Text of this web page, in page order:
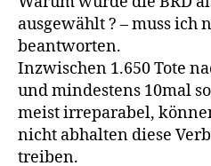
ausgewählt ? – muss ich
beantworten.
Inzwischen 1.650 Tote
und mindestens 10mal
meist irreparabel,
nicht abhalten diese
treiben.